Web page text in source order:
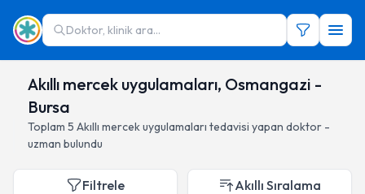
Doktor, klinik ara...
Akıllı mercek uygulamaları, Osmangazi -
Bursa
Toplam 5 Akıllı mercek uygulamaları tedavisi yapan doktor -
uzman bulundu
Filtrele Akıllı Sıralama